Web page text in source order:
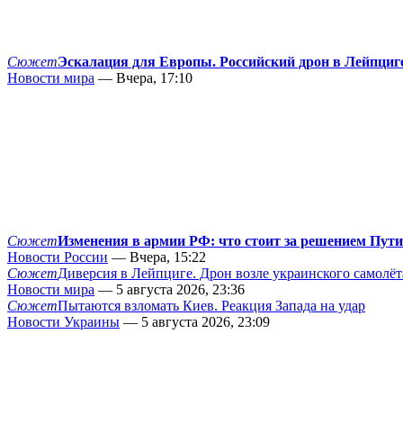
СюжетЭскалация для Европы. Российский дрон в
Новости мира — Вчера, 17:10
СюжетИзменения в армии РФ: что стоит за решением
Новости России — Вчера, 15:22
СюжетДиверсия в Лейпциге. Дрон возле украинского
Новости мира — 5 августа 2026, 23:36
СюжетПытаются взломать Киев. Реакция Запада на удар
Новости Украины — 5 августа 2026, 23:09